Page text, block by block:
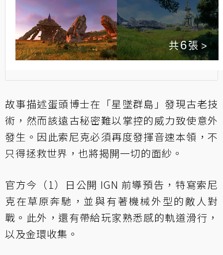
6
故事描述蛋頭博士在「星墜群島」發現古老技
術，然而該遠古秘密難以掌控的威力致使意外
發生。因此索尼克必須再度發揮音速本領，不
只得拯救世界，也將揭開一切的面紗。
官方今（1）日公開 IGN 前導預告，特寫索尼
克在草原奔馳，並與有著機械外型的敵人對
戰。此外，還有帶給玩家熟悉感的軌道滑行，
以及金環收集。